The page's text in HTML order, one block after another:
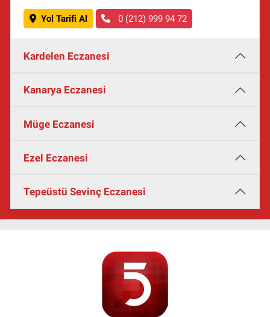
Yol Tarifi Al 0 (212) 999 94 72
Kardelen Eczanesi
Kanarya Eczanesi
Müge Eczanesi
Ezel Eczanesi
Tepeüstü Sevinç Eczanesi